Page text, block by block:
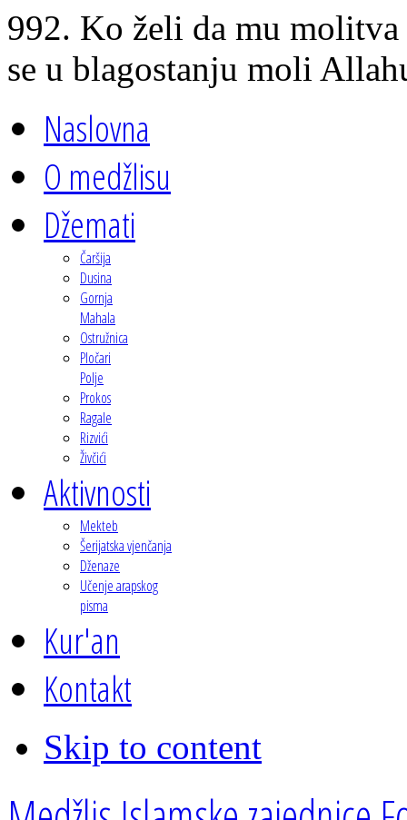
992. Ko želi da mu
se u blagostanju moli
Naslovna
O medžlisu
Džemati
Čaršija
Dusina
Gornja
Mahala
Ostružnica
Pločari
Polje
Prokos
Ragale
Rizvići
Živčići
Aktivnosti
Mekteb
Šerijatska vjenčanja
Dženaze
Učenje arapskog
pisma
Kur'an
Kontakt
Skip to content